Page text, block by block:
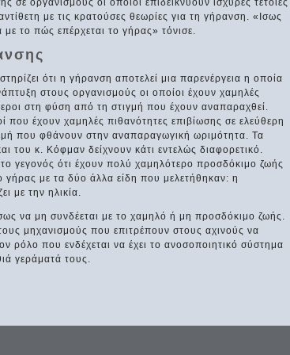
οργανισμούς οι οποίοι επιδεικνύουν ισχυρές τέτοιες
με τις κρατούσες θεωρίες για τη γήρανση. «Ισως
το πώς επέρχεται το γήρας» τόνισε.
ότι η γήρανση αποτελεί μια παρενέργεια η οποία
στους οργανισμούς οι οποίοι έχουν χαμηλές
στη φύση από τη στιγμή που έχουν αναπαραχθεί.
που έχουν χαμηλές πιθανότητες επιβίωσης σε ελεύθερη
που φθάνουν στην αναπαραγωγική ωριμότητα. Τα
του κ. Κόφμαν δείχνουν κάτι εντελώς διαφορετικό.
γεγονός ότι έχουν πολύ χαμηλότερο προσδόκιμο ζωής
γήρας με τα δύο άλλα είδη που μελετήθηκαν: η
με την ηλικία.
να μη συνδέεται με το χαμηλό ή μη προσδόκιμο ζωής.
μηχανισμούς που επιτρέπουν στους αχινούς να
ρόλο που ενδέχεται να έχει το ανοσοποιητικό σύστημα
γεράματά τους.